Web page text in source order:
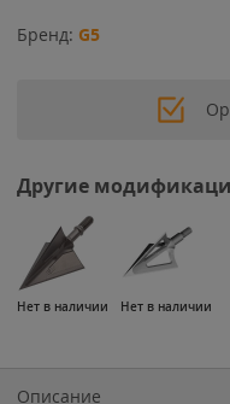
Бренд: G5
Другие
Нет в наличии Нет в наличии
Описание